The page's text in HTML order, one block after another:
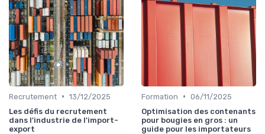
Recrutement • 13/12/2025
Les défis du recrutement
dans l'industrie de l'import-
export
Formation • 06/11/2025
Optimisation des contenants
pour bougies en gros : un
guide pour les importateurs